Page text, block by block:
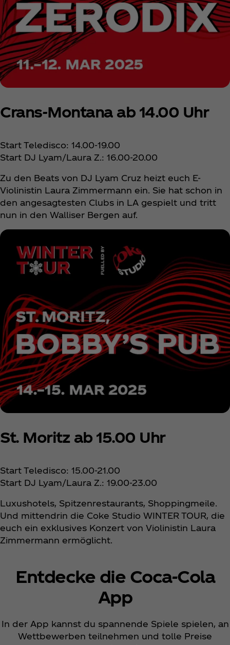
Crans-Montana ab 14.00 Uhr
Start Teledisco: 14.00-19.00
Start DJ Lyam/Laura Z.: 16.00-20.00
Zu den Beats von DJ Lyam Cruz heizt euch E-
Violinistin Laura Zimmermann ein. Sie hat schon in
den angesagtesten Clubs in LA gespielt und tritt
nun in den Walliser Bergen auf.
St. Moritz ab 15.00 Uhr
Start Teledisco: 15.00-21.00
Start DJ Lyam/Laura Z.: 19.00-23.00
Luxushotels, Spitzenrestaurants, Shoppingmeile.
Und mittendrin die Coke Studio WINTER TOUR, die
euch ein exklusives Konzert von Violinistin Laura
Zimmermann ermöglicht.
Entdecke die Coca‑Cola
App
In der App kannst du spannende Spiele spielen, an
Wettbewerben teilnehmen und tolle Preise